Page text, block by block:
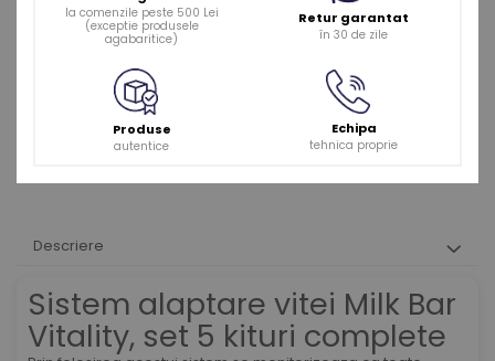
la comenzile peste 500 Lei
(exceptie produsele
agabaritice)
Retur garantat
în 30 de zile
Produse
autentice
Echipa
tehnica proprie
Descriere
Sistem alaptare vitei Milk Bar
Vitality, set 5 kituri complete